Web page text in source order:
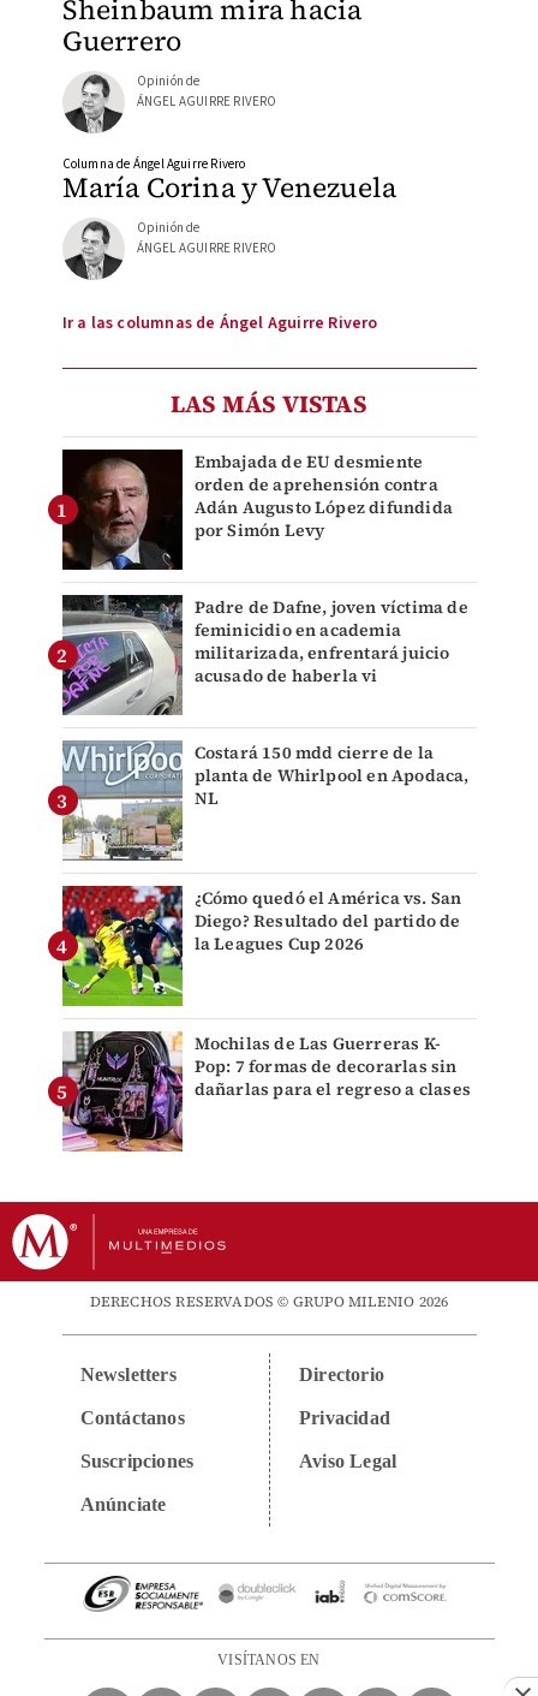
Sheinbaum mira hacia
Guerrero
Opinión de
ÁNGEL AGUIRRE RIVERO
María Corina y Venezuela
Columna de Ángel Aguirre Rivero
Opinión de
ÁNGEL AGUIRRE RIVERO
Ir a las columnas de Ángel Aguirre Rivero
LAS MÁS VISTAS
Embajada de EU desmiente
orden de aprehensión contra
Adán Augusto López difundida
por Simón Levy
Padre de Dafne, joven víctima de
feminicidio en academia
militarizada, enfrentará juicio
acusado de haberla vi
Costará 150 mdd cierre de la
planta de Whirlpool en Apodaca,
NL
¿Cómo quedó el América vs. San
Diego? Resultado del partido de
la Leagues Cup 2026
Mochilas de Las Guerreras K-
Pop: 7 formas de decorarlas sin
dañarlas para el regreso a clases
DERECHOS RESERVADOS © GRUPO MILENIO 2026
Newsletters
Contáctanos
Suscripciones
Anúnciate
Directorio
Privacidad
Aviso Legal
VISÍTANOS EN